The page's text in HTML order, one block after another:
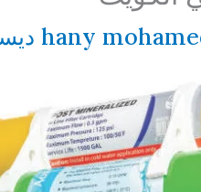
hany